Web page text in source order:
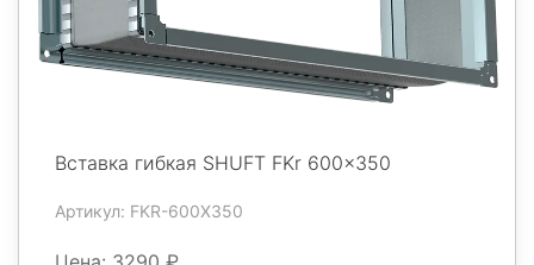
Вставка гибкая SHUFT FKr 600x350
Артикул: FKR-600X350